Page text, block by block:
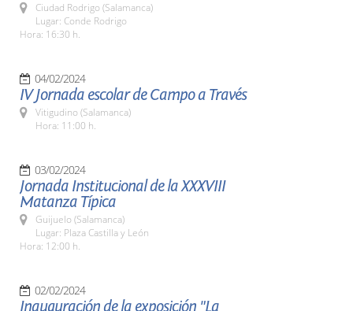
Ciudad Rodrigo (Salamanca)
Lugar: Conde Rodrigo
Hora: 16:30 h.
04/02/2024
IV Jornada escolar de Campo a Través
Vitigudino (Salamanca)
Hora: 11:00 h.
03/02/2024
Jornada Institucional de la XXXVIII
Matanza Típica
Guijuelo (Salamanca)
Lugar: Plaza Castilla y León
Hora: 12:00 h.
02/02/2024
Inauguración de la exposición "La